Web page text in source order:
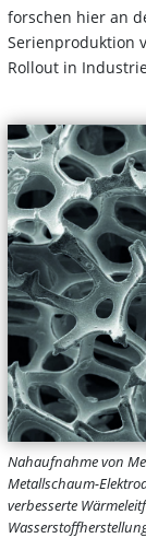
forschen hier an
Serienproduktion
Rollout in
Nahaufnahme von
Metallschaum-
verbesserte